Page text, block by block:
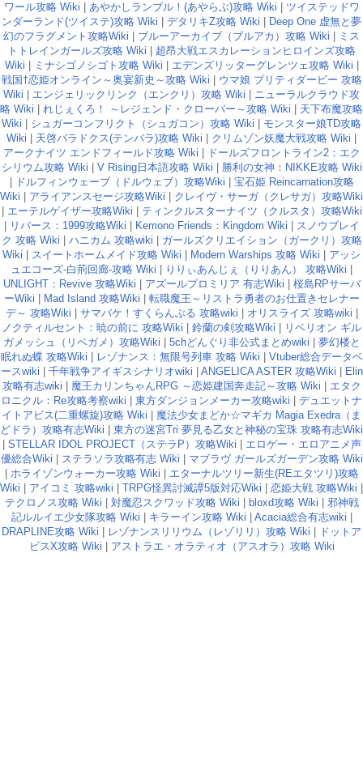
ワール攻略 Wiki
あやかしランブル！(あやらぶ)攻略 Wiki
ツイステッドワ
ンダーランド(ツイステ)攻略 Wiki
デタリキZ攻略 Wiki
Deep One 虚無と夢
幻のフラグメント攻略Wiki
ブルーアーカイブ（ブルアカ）攻略 Wiki
ミス
トトレインガールズ攻略 Wiki
超昂大戦エスカレーションヒロインズ攻略
Wiki
ミナシゴノシゴト攻略 Wiki エデンズリッターグレンツェ攻略 Wiki
戦国†恋姫オンライン～奥宴新史～攻略 Wiki
ウマ娘 プリティダービー 攻略
Wiki
エンジェリックリンク（エンクリ）攻略 Wiki
ニューラルクラウド攻
略 Wiki
れじぇくろ！ ～レジェンド・クローバー～攻略 Wiki
天下布魔攻略
Wiki
シュガーコンフリクト（シュガコン）攻略 Wiki
モンスター娘TD攻略
Wiki
天啓パラドクス(テンパラ)攻略 Wiki クリムゾン妖魔大戦攻略 Wiki
アークナイツ エンドフィールド攻略 Wiki
ドールズフロントライン2：エク
シリウム攻略 Wiki
V Rising日本語攻略 Wiki
勝利の女神：NIKKE攻略 Wiki
ドルフィンウェーブ（ドルウェブ）攻略Wiki
宝石姫 Reincarnation攻略
Wiki
アライアンスセージ攻略Wiki
クレイヴ・サーガ（クレサガ）攻略Wiki
エーテルゲイザー攻略Wiki
ティンクルスターナイツ（クルスタ）攻略Wiki
リバース：1999攻略Wiki Kemono Friends：Kingdom Wiki
スノウブレイ
ク 攻略 Wiki
ハニカム 攻略wiki
ガールズクリエイション（ガークリ）攻略
Wiki
スイートホームメイド攻略 Wiki Modern Warships 攻略 Wiki
アッシ
ュエコーズ-白荊回廊-攻略 Wiki
りりぃあんじぇ（りりあん） 攻略Wiki
UNLIGHT：Revive 攻略Wiki
アズールプロミリア 有志Wiki
桜島RPサーバ
ーWiki
Mad Island 攻略Wiki
転職魔王～リストラ勇者のお仕置きセレナー
デ～ 攻略Wiki
サマバケ！すくらんぶる 攻略wiki オリスライズ 攻略wiki
ノクティルセント：暁の前に 攻略Wiki
鈴蘭の剣攻略Wiki
リベリオン ギル
ガメッシュ（リベガメ）攻略Wiki
5chどんぐり非公式まとめwiki
夢幻楼と
眠れぬ蝶 攻略Wiki
レゾナンス：無限号列車 攻略 Wiki
Vtuber総合データベ
ースwiki
千年戦争アイギスシナリオwiki ANGELICA ASTER 攻略Wiki
Elin
攻略有志wiki
魔王カリンちゃんRPG ～恋姫建国奔走記～攻略 Wiki
エタク
ロニクル：Re攻略考察wiki
東方ダンジョンメーカー攻略wiki
デュエットナ
イトアビス(二重螺旋)攻略 Wiki
魔法少女まどか☆マギカ Magia Exedra（ま
どドラ）攻略有志Wiki
東方の迷宮Tri 夢見る乙女と神秘の宝珠 攻略有志Wiki
STELLAR IDOL PROJECT（ステラP）攻略Wiki
エロゲー・エロアニメ声
優総合Wiki
ステラソラ攻略有志 Wiki
マブラヴ ガールズガーデン攻略 Wiki
ホライゾンウォーカー攻略 Wiki
エターナルツリー新生(REエタツリ)攻略
Wiki
アイコミ 攻略wiki TRPG怪異討滅譚5版対応Wiki 恋姫大戦 攻略Wiki
テクロノス攻略 Wiki
対魔忍スクワッド攻略 Wiki bloxd攻略 Wiki
邪神戦
記ルルイエ少女隊攻略 Wiki
キラーイン攻略 Wiki Acacia総合有志wiki
DRAPLINE攻略 Wiki
レゾナンスリリウム（レゾリリ）攻略 Wiki
ドットア
ビスX攻略 Wiki
アストラエ・オラティオ（アスオラ）攻略 Wiki